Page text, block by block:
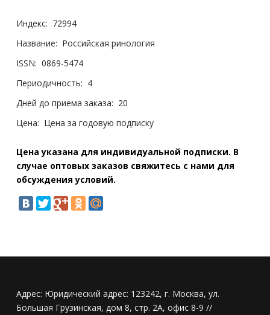
Индекс: 72994
Название: Российская ринология
ISSN: 0869-5474
Периодичность: 4
Дней до приема заказа: 20
Цена: Цена за годовую подписку
Цена указана для индивидуальной подписки. В
случае оптовых заказов свяжитесь с нами для
обсуждения условий.
Адрес: Юридический адрес: 123242, г. Москва, ул.
Большая Грузинская, дом 8, стр. 2А, офис 8-9 //